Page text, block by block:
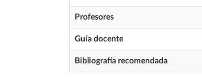
Profesores
Guía docente
Bibliografía recomendada